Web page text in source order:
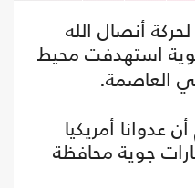
أنصال الله
استهدفت محيط
العاصمة.
عدوانا أمريكيا
جوية محافظة